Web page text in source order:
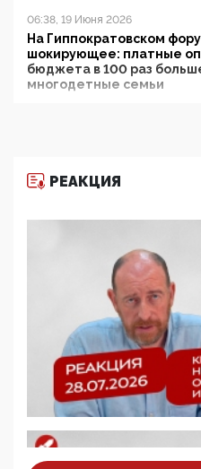
06:38, 19 Июня 2026
На Гиппократовском
шокирующее: платные
бюджета в 100 раз
многодетные семьи
11:53, 09 Июня 2026
деятельность ИИТО
цифроглобалисты
повестку в образовании
09:43, 01 Июня 2026
5G за счет здоровья
отобрать у регионов и
защищать жилые дома и
05:58, 26 Мая 2026
Роскомнадзор
деструктивным и
07:39, 25 Мая 2026
РЕАКЦИЯ